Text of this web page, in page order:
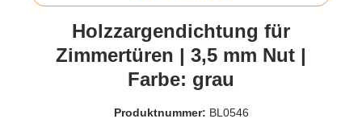
Holzzargendichtung für
Zimmertüren | 3,5 mm Nut |
Farbe: grau
Produktnummer: BL0546